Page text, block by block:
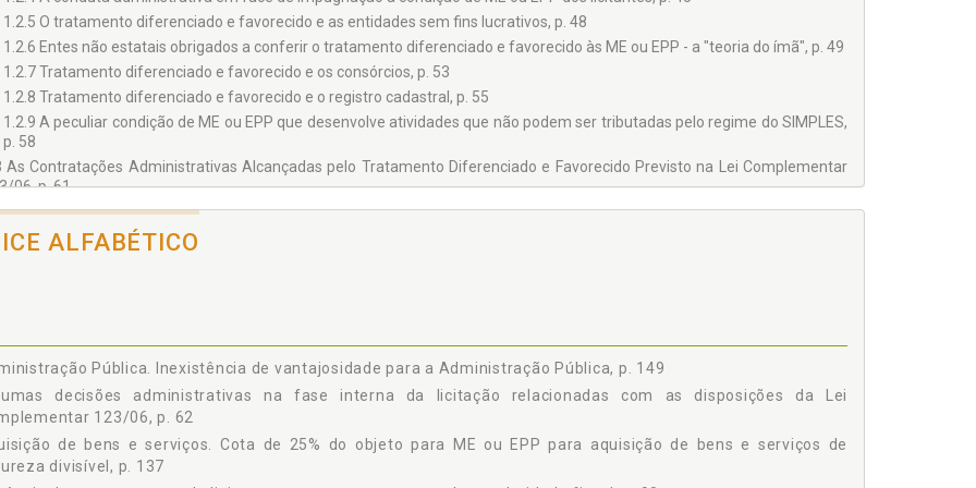
1.2.5 O tratamento diferenciado e favorecido e as entidades sem fins lucrativos, p. 48
1.2.6 Entes não estatais obrigados a conferir o tratamento diferenciado e favorecido às ME ou EPP - a "teoria do ímã", p. 49
1.2.7 Tratamento diferenciado e favorecido e os consórcios, p. 53
1.2.8 Tratamento diferenciado e favorecido e o registro cadastral, p. 55
1.2.9 A peculiar condição de ME ou EPP que desenvolve atividades que não podem ser tributadas pelo regime do SIMPLES,
p. 58
As Contratações Administrativas Alcançadas pelo Tratamento Diferenciado e Favorecido Previsto na Lei Complementar
06, p. 61
Algumas Decisões Administrativas na Fase Interna da Licitação Relacionadas com as Disposições da Lei Complementar
06, p. 62
1.4.1 Sobre a escolha da modalidade de licitação, p. 63
Sobre a Regularidade Fiscal, p. 71
A Comprovação da Regularidade Fiscal, p. 75
O Termo Inicial do Cômputo do Prazo de Cinco dias para a Prova de Regularidade Fiscal, p. 77
As Consequências Jurídicas da Inexistência de Prova da Regularidade Fiscal no Prazo Legal, p. 82
ALFABÉTICO
Pública. Inexistência de vantajosidade para a Administração Pública, p. 149
decisões administrativas na fase interna da licitação relacionadas com as disposições da Lei
123/06, p. 62
de bens e serviços. Cota de 25% do objeto para ME ou EPP para aquisição de bens e serviços de
divisível, p. 137